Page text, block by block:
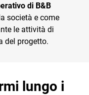
di B&B
società e come
le attività di
del progetto.
lungo i